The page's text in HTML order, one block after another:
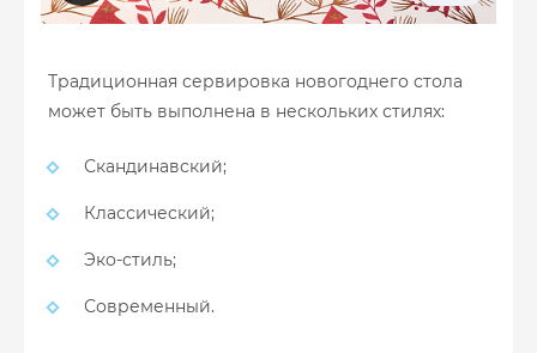
Традиционная сервировка новогоднего стола
может быть выполнена в нескольких стилях:
Скандинавский;
Классический;
Эко-стиль;
Современный.